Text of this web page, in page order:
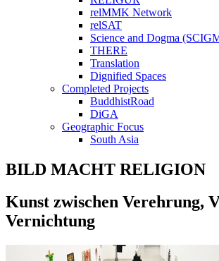
relMMK Network
relSAT
Science and Dogma
THERE
Translation
Dignified Spaces
Completed Projects
BuddhistRoad
DiGA
Geographic Focus
South Asia
BILD MACHT RELIGION
Kunst zwischen Verehrung,
Vernichtung